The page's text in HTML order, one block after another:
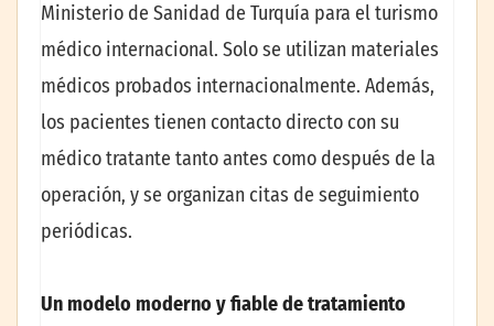
Ministerio de Sanidad de Turquía para el turismo
médico internacional. Solo se utilizan materiales
médicos probados internacionalmente. Además,
los pacientes tienen contacto directo con su
médico tratante tanto antes como después de la
operación, y se organizan citas de seguimiento
periódicas.
Un modelo moderno y fiable de tratamiento